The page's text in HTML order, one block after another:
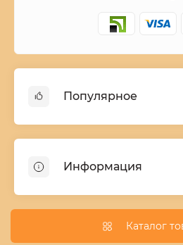
Популярное
Шкафы купе ширина 90-210
Комоды из дерева
Кухни
Информация
Каталог